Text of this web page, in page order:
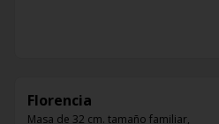
Florencia
Masa de 32 cm. tamaño familiar,